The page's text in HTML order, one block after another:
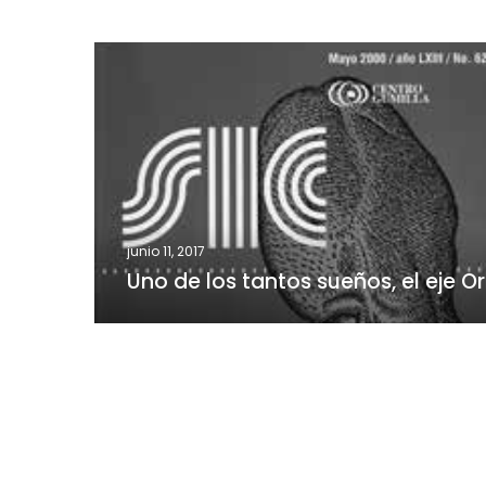
sueños,
eje
Orinoco-
Apure
junio 11, 2017
Uno de los tantos sueños, el eje